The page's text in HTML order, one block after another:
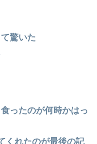
驚いた
ったのが何時かはっ
くれたのが最後の記